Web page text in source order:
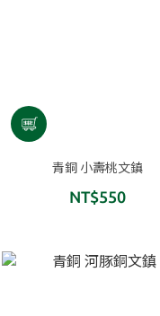
青銅 小壽桃文鎮
NT$550